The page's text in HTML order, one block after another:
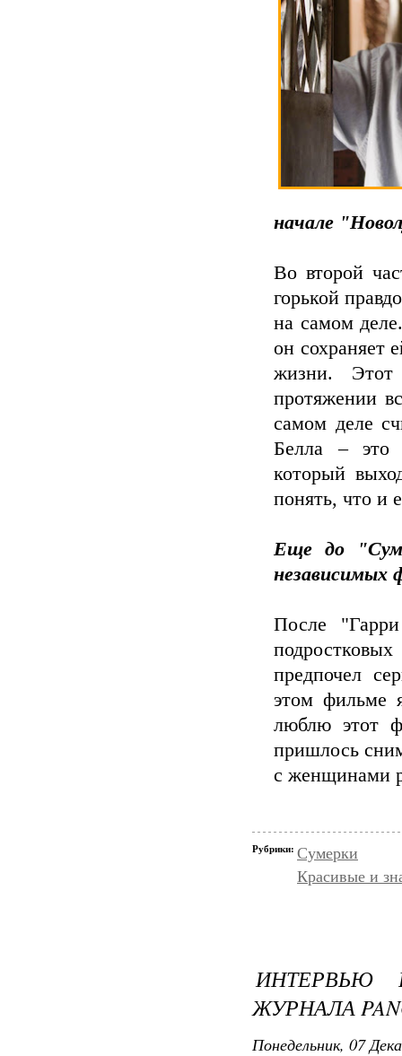
начале
Во второй
горькой
на самом
он сохраняет
жизни.
протяжении
самом деле
Белла – это
который
понять, что и
Еще до
независимых
После
предпочел
этом фильме
люблю этот
пришлось
с женщинами
Рубрики: Сумерки
Красивые и
ИНТЕРВЬЮ
ЖУРНАЛА
Понедельник, 07